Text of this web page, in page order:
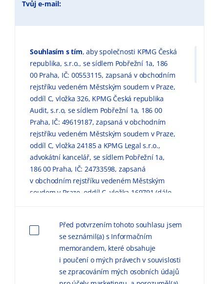
Tvůj e-mail:
Souhlasím s tím, aby společnosti KPMG Česká
republika, s.r.o., se sídlem Pobřežní 1a, 186
00 Praha, IČ: 00553115, zapsaná v obchodním
rejstříku vedeném Městským soudem v Praze,
oddíl C, vložka 326, KPMG Česká republika
Audit, s.r.o, se sídlem Pobřežní 1a, 186 00
Praha, IČ: 49619187, zapsaná v obchodním
rejstříku vedeném Městským soudem v Praze,
oddíl C, vložka 24185 a KPMG Legal s.r.o.,
advokátní kancelář, se sídlem Pobřežní 1a,
186 00 Praha, IČ: 24733598, zapsaná
v obchodním rejstříku vedeném Městským
soudem v Praze, oddíl C, vložka 169791 (dále
způsobem, v rozsahu a za podmínek
uvedených níže a vInformačním memorandu
o zpracování osobních údajů (dále jen
Informační memorandum“).
Před potvrzením tohoto souhlasu jsem
se seznámil(a) s Informačním
memorandem, které obsahuje
i poučení o mých právech v souvislosti
se zpracováním mých osobních údajů